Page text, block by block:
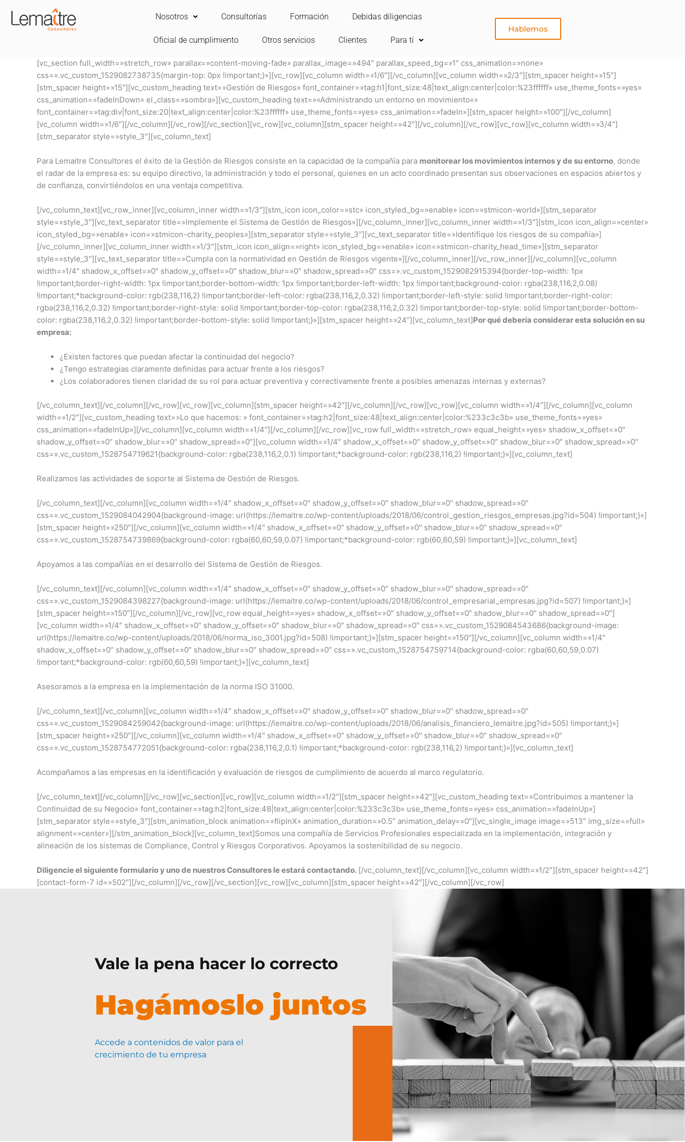
Nosotros Consultorías Formación Debidas diligencias
Oficial de cumplimiento Otros servicios Clientes Para tí
Hablemos
[vc_section full_width=»stretch_row» parallax=»content-moving-fade» parallax_image=»494″ parallax_speed_bg=»1″ css_animation=»none»
css=».vc_custom_1529082738735{margin-top: 0px !important;}»][vc_row][vc_column width=»1/6″][/vc_column][vc_column width=»2/3″][stm_spacer height=»15″]
[stm_spacer height=»15″][vc_custom_heading text=»Gestión de Riesgos» font_container=»tag:h1|font_size:48|text_align:center|color:%23ffffff» use_theme_fonts=»yes»
css_animation=»fadeInDown» el_class=»sombra»][vc_custom_heading text=»«Administrando un entorno en movimiento«»
font_container=»tag:div|font_size:20|text_align:center|color:%23ffffff» use_theme_fonts=»yes» css_animation=»fadeIn»][stm_spacer height=»100″][/vc_column]
[vc_column width=»1/6″][/vc_column][/vc_row][/vc_section][vc_row][vc_column][stm_spacer height=»42″][/vc_column][/vc_row][vc_row][vc_column width=»3/4″]
[stm_separator style=»style_3″][vc_column_text]
Para Lemaitre Consultores el éxito de la Gestión de Riesgos consiste en la capacidad de la compañía para monitorear los movimientos internos y de su entorno, donde
el radar de la empresa es: su equipo directivo, la administración y todo el personal, quienes en un acto coordinado presentan sus observaciones en espacios abiertos y
de confianza, convirtiéndolos en una ventaja competitiva.
[/vc_column_text][vc_row_inner][vc_column_inner width=»1/3″][stm_icon icon_color=»stc» icon_styled_bg=»enable» icon=»stmicon-world»][stm_separator
style=»style_3″][vc_text_separator title=»Implemente el Sistema de Gestión de Riesgos»][/vc_column_inner][vc_column_inner width=»1/3″][stm_icon icon_align=»center»
icon_styled_bg=»enable» icon=»stmicon-charity_peoples»][stm_separator style=»style_3″][vc_text_separator title=»Identifique los riesgos de su compañía»]
[/vc_column_inner][vc_column_inner width=»1/3″][stm_icon icon_align=»right» icon_styled_bg=»enable» icon=»stmicon-charity_head_time»][stm_separator
style=»style_3″][vc_text_separator title=»Cumpla con la normatividad en Gestión de Riesgos vigente»][/vc_column_inner][/vc_row_inner][/vc_column][vc_column
width=»1/4″ shadow_x_offset=»0″ shadow_y_offset=»0″ shadow_blur=»0″ shadow_spread=»0″ css=».vc_custom_1529082915394{border-top-width: 1px
!important;border-right-width: 1px !important;border-bottom-width: 1px !important;border-left-width: 1px !important;background-color: rgba(238,116,2,0.08)
!important;*background-color: rgb(238,116,2) !important;border-left-color: rgba(238,116,2,0.32) !important;border-left-style: solid !important;border-right-color:
rgba(238,116,2,0.32) !important;border-right-style: solid !important;border-top-color: rgba(238,116,2,0.32) !important;border-top-style: solid !important;border-bottom-
color: rgba(238,116,2,0.32) !important;border-bottom-style: solid !important;}»][stm_spacer height=»24″][vc_column_text]Por qué debería considerar esta solución en su
empresa:
¿Existen factores que puedan afectar la continuidad del negocio?
¿Tengo estrategias claramente definidas para actuar frente a los riesgos?
¿Los colaboradores tienen claridad de su rol para actuar preventiva y correctivamente frente a posibles amenazas internas y externas?
[/vc_column_text][/vc_column][/vc_row][vc_row][vc_column][stm_spacer height=»42″][/vc_column][/vc_row][vc_row][vc_column width=»1/4″][/vc_column][vc_column
width=»1/2″][vc_custom_heading text=»Lo que hacemos: » font_container=»tag:h2|font_size:48|text_align:center|color:%233c3c3b» use_theme_fonts=»yes»
css_animation=»fadeInUp»][/vc_column][vc_column width=»1/4″][/vc_column][/vc_row][vc_row full_width=»stretch_row» equal_height=»yes» shadow_x_offset=»0″
shadow_y_offset=»0″ shadow_blur=»0″ shadow_spread=»0″][vc_column width=»1/4″ shadow_x_offset=»0″ shadow_y_offset=»0″ shadow_blur=»0″ shadow_spread=»0″
css=».vc_custom_1528754719621{background-color: rgba(238,116,2,0.1) !important;*background-color: rgb(238,116,2) !important;}»][vc_column_text]
Realizamos las actividades de soporte al Sistema de Gestión de Riesgos.
[/vc_column_text][/vc_column][vc_column width=»1/4″ shadow_x_offset=»0″ shadow_y_offset=»0″ shadow_blur=»0″ shadow_spread=»0″
css=».vc_custom_1529084042904{background-image: url(https://lemaitre.co/wp-content/uploads/2018/06/control_gestion_riesgos_empresas.jpg?id=504) !important;}»]
[stm_spacer height=»250″][/vc_column][vc_column width=»1/4″ shadow_x_offset=»0″ shadow_y_offset=»0″ shadow_blur=»0″ shadow_spread=»0″
css=».vc_custom_1528754739869{background-color: rgba(60,60,59,0.07) !important;*background-color: rgb(60,60,59) !important;}»][vc_column_text]
Apoyamos a las compañías en el desarrollo del Sistema de Gestión de Riesgos.
[/vc_column_text][/vc_column][vc_column width=»1/4″ shadow_x_offset=»0″ shadow_y_offset=»0″ shadow_blur=»0″ shadow_spread=»0″
css=».vc_custom_1529084398227{background-image: url(https://lemaitre.co/wp-content/uploads/2018/06/control_empresarial_empresas.jpg?id=507) !important;}»]
[stm_spacer height=»150″][/vc_column][/vc_row][vc_row equal_height=»yes» shadow_x_offset=»0″ shadow_y_offset=»0″ shadow_blur=»0″ shadow_spread=»0″]
[vc_column width=»1/4″ shadow_x_offset=»0″ shadow_y_offset=»0″ shadow_blur=»0″ shadow_spread=»0″ css=».vc_custom_1529084543686{background-image:
url(https://lemaitre.co/wp-content/uploads/2018/06/norma_iso_3001.jpg?id=508) !important;}»][stm_spacer height=»150″][/vc_column][vc_column width=»1/4″
shadow_x_offset=»0″ shadow_y_offset=»0″ shadow_blur=»0″ shadow_spread=»0″ css=».vc_custom_1528754759714{background-color: rgba(60,60,59,0.07)
!important;*background-color: rgb(60,60,59) !important;}»][vc_column_text]
Asesoramos a la empresa en la implementación de la norma ISO 31000.
[/vc_column_text][/vc_column][vc_column width=»1/4″ shadow_x_offset=»0″ shadow_y_offset=»0″ shadow_blur=»0″ shadow_spread=»0″
css=».vc_custom_1529084259042{background-image: url(https://lemaitre.co/wp-content/uploads/2018/06/analisis_financiero_lemaitre.jpg?id=505) !important;}»]
[stm_spacer height=»250″][/vc_column][vc_column width=»1/4″ shadow_x_offset=»0″ shadow_y_offset=»0″ shadow_blur=»0″ shadow_spread=»0″
css=».vc_custom_1528754772051{background-color: rgba(238,116,2,0.1) !important;*background-color: rgb(238,116,2) !important;}»][vc_column_text]
Acompañamos a las empresas en la identificación y evaluación de riesgos de cumplimiento de acuerdo al marco regulatorio.
[/vc_column_text][/vc_column][/vc_row][vc_section][vc_row][vc_column width=»1/2″][stm_spacer height=»42″][vc_custom_heading text=»Contribuimos a mantener la
Continuidad de su Negocio» font_container=»tag:h2|font_size:48|text_align:center|color:%233c3c3b» use_theme_fonts=»yes» css_animation=»fadeInUp»]
[stm_separator style=»style_3″][stm_animation_block animation=»flipInX» animation_duration=»0.5″ animation_delay=»0″][vc_single_image image=»513″ img_size=»full»
alignment=»center»][/stm_animation_block][vc_column_text]Somos una compañía de Servicios Profesionales especializada en la implementación, integración y
alineación de los sistemas de Compliance, Control y Riesgos Corporativos. Apoyamos la sostenibilidad de su negocio.
Diligencie el siguiente formulario y uno de nuestros Consultores le estará contactando. [/vc_column_text][/vc_column][vc_column width=»1/2″][stm_spacer height=»42″]
[contact-form-7 id=»502″][/vc_column][/vc_row][/vc_section][vc_row][vc_column][stm_spacer height=»42″][/vc_column][/vc_row]
Vale la pena hacer lo correcto
Hagámoslo juntos
Accede a contenidos de valor para el
crecimiento de tu empresa